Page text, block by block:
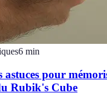
6 min
astuces pour
Rubik's Cube